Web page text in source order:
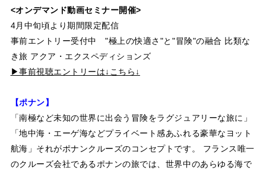
<オンデマンド動画セミナー開催>
4月中旬頃より期間限定配信
事前エントリー受付中 "極上の快適さ"と"冒険"の融合 比類な
き旅 アクア・エクスペディションズ
▶事前視聴エントリーは↓こちら↓
【ポナン】
「南極など未知の世界に出会う冒険をラグジュアリーな旅に」
「地中海・エーゲ海などプライベート感あふれる豪華なヨット
航海」それがポナンクルーズのコンセプトです。 フランス唯一
のクルーズ会社であるポナンの旅では、世界中のあらゆる海で